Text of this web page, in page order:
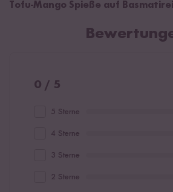
Tofu-Mango Spieße auf
0 / 5
5 Sterne
4 Sterne
3 Sterne
2 Sterne